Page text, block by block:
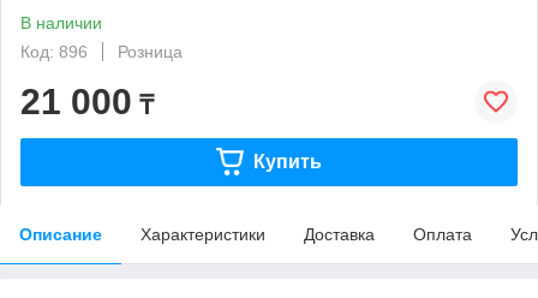
В наличии
Код: 896
Розница
21 000 ₸
Купить
Описание Характеристики Доставка Оплата